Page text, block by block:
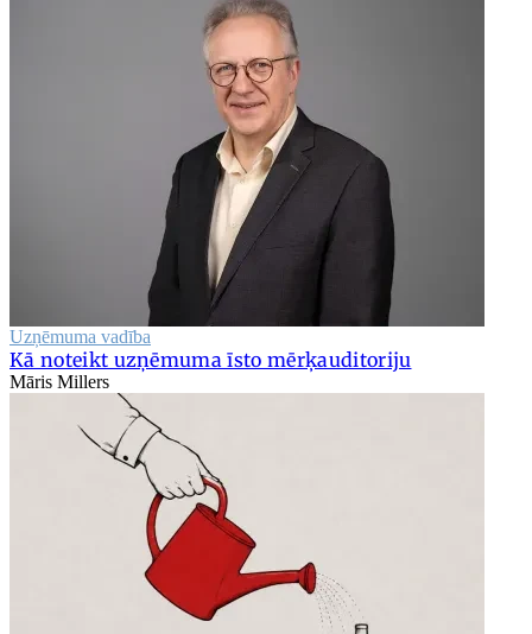
Uzņēmuma vadība
Kā noteikt uzņēmuma īsto mērķauditoriju
Māris Millers